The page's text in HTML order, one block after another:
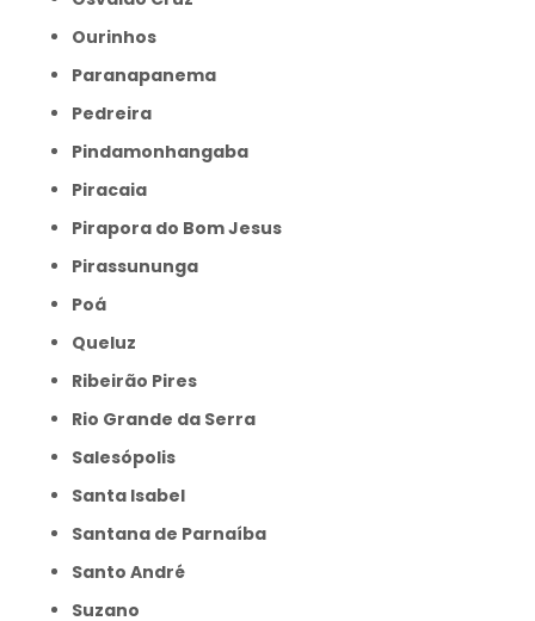
Ourinhos
Paranapanema
Pedreira
Pindamonhangaba
Piracaia
Pirapora do Bom Jesus
Pirassununga
Poá
Queluz
Ribeirão Pires
Rio Grande da Serra
Salesópolis
Santa Isabel
Santana de Parnaíba
Santo André
Suzano